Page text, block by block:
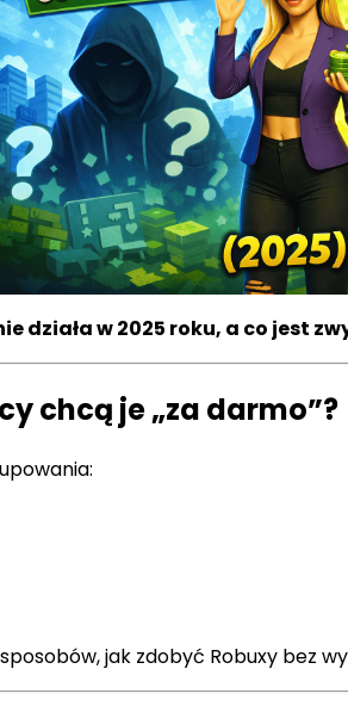
działa w 2025 roku, a co jest
chcą je „za darmo”?
jak zdobyć Robuxy bez